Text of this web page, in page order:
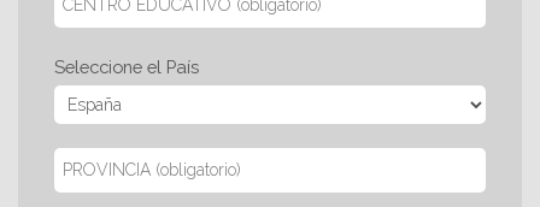
Seleccione el País